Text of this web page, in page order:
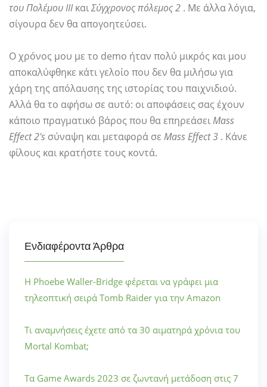
του Πολέμου ΙΙΙκαιΣύγχρονος πόλεμος 2 . Με άλλα λόγια,
σίγουρα δεν θα απογοητεύσει.
Ο χρόνος μου με το demo ήταν πολύ μικρός και μου
αποκαλύφθηκε κάτι γελοίο που δεν θα μιλήσω για
χάρη της απόλαυσης της ιστορίας του παιχνιδιού.
Αλλά θα το αφήσω σε αυτό: οι αποφάσεις σας έχουν
κάποιο πραγματικό βάρος που θα επηρεάσειMass
Effect 2's σύναψη και μεταφορά σε Mass Effect 3 . Κάνε
φίλους και κρατήστε τους κοντά.
Ενδιαφέροντα Άρθρα
Η Phoebe Waller-Bridge φέρεται να γράφει μια
τηλεοπτική σειρά Tomb Raider για την Amazon
Τι αναμνήσεις έχετε από τα 30 αιματηρά χρόνια του
Mortal Kombat;
Τα Game Awards 2023 σε ζωντανή μετάδοση στις 7